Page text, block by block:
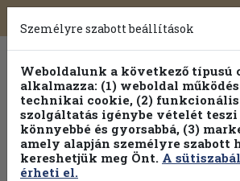
Toggle
navigation
Személyre szabott beállítások
Weboldalunk a következő típusú
alkalmazza: (1) weboldal
technikai cookie, (2) funkcionális
szolgáltatás igénybe vételét teszi
könnyebbé és gyorsabbá, (3)
amely alapján személyre szabott
kereshetjük meg Önt. A
érheti el.